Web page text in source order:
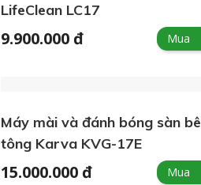
LifeClean LC17
9.900.000 đ Mua
Máy mài và đánh bóng sàn bê
tông Karva KVG-17E
15.000.000 đ Mua